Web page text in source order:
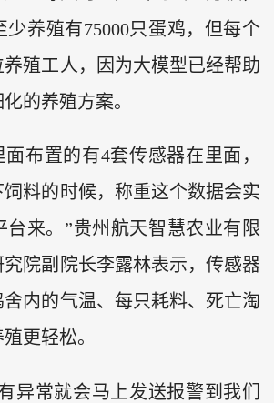
养殖有75000只蛋鸡，但每个
殖工人，因为大模型已经帮助
的养殖方案。
面布置的有4套传感器在里面，
料的时候，称重这个数据会实
台来。”贵州航天智慧农业有限
院副院长李露林表示，传感器
内的气温、每只耗料、死亡淘
更轻松。
异常就会马上发送报警到我们